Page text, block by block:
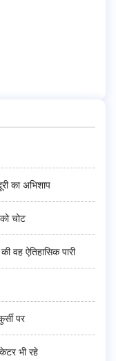
का अभिशाप
चोट
वह ऐतिहासिक पारी
पर
भी रहे